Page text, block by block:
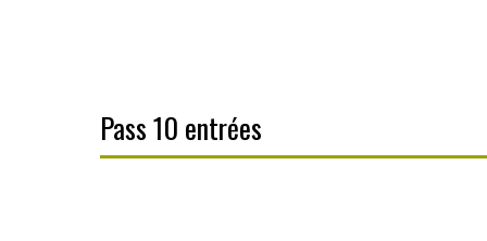
Pass 10 entrées